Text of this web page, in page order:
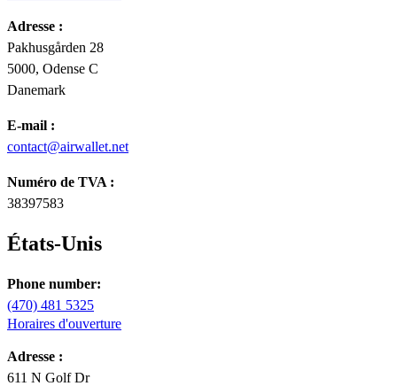
Adresse :
Pakhusgården 28
5000, Odense C
Danemark
E-mail :
contact@airwallet.net
Numéro de TVA :
38397583
États-Unis
Phone number:
(470) 481 5325
Horaires d'ouverture
Adresse :
611 N Golf Dr